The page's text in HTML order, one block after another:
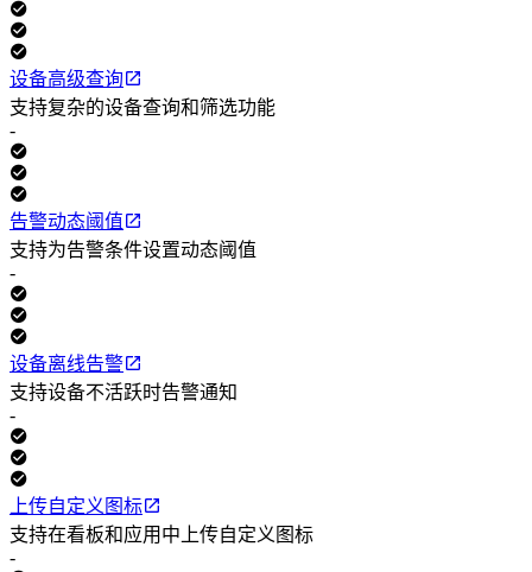
设备高级查询
支持复杂的设备查询和筛选功能
-
告警动态阈值
支持为告警条件设置动态阈值
-
设备离线告警
支持设备不活跃时告警通知
-
上传自定义图标
支持在看板和应用中上传自定义图标
-